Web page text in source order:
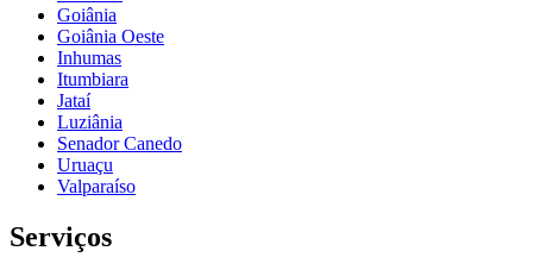
Goiânia
Goiânia Oeste
Inhumas
Itumbiara
Jataí
Luziânia
Senador Canedo
Uruaçu
Valparaíso
Serviços